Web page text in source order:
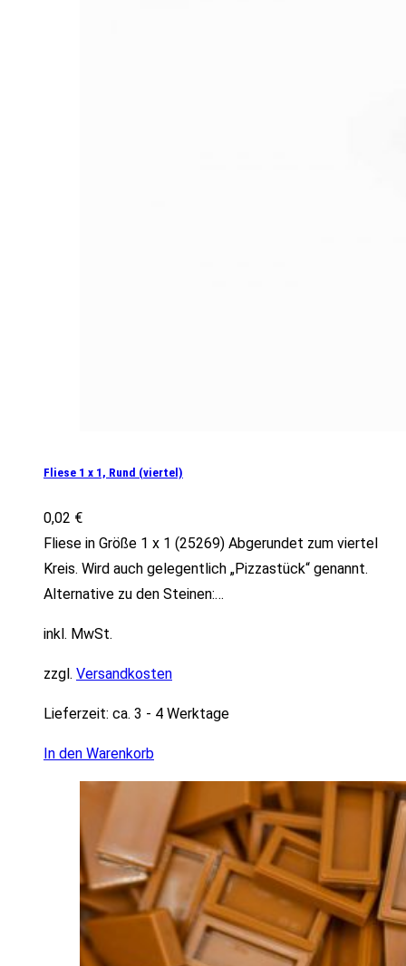
Fliese 1 x 1, Rund (viertel)
0,02 €
Fliese in Größe 1 x 1 (25269) Abgerundet zum viertel
Kreis. Wird auch gelegentlich „Pizzastück“ genannt.
Alternative zu den Steinen:…
inkl. MwSt.
zzgl. Versandkosten
Lieferzeit: ca. 3 - 4 Werktage
In den Warenkorb